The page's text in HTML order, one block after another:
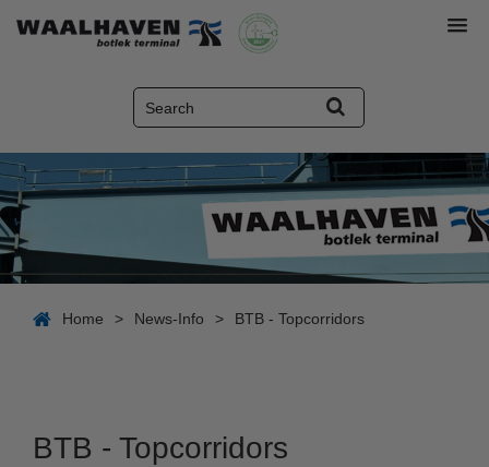
Home > News-Info > BTB - Topcorridors
BTB - Topcorridors